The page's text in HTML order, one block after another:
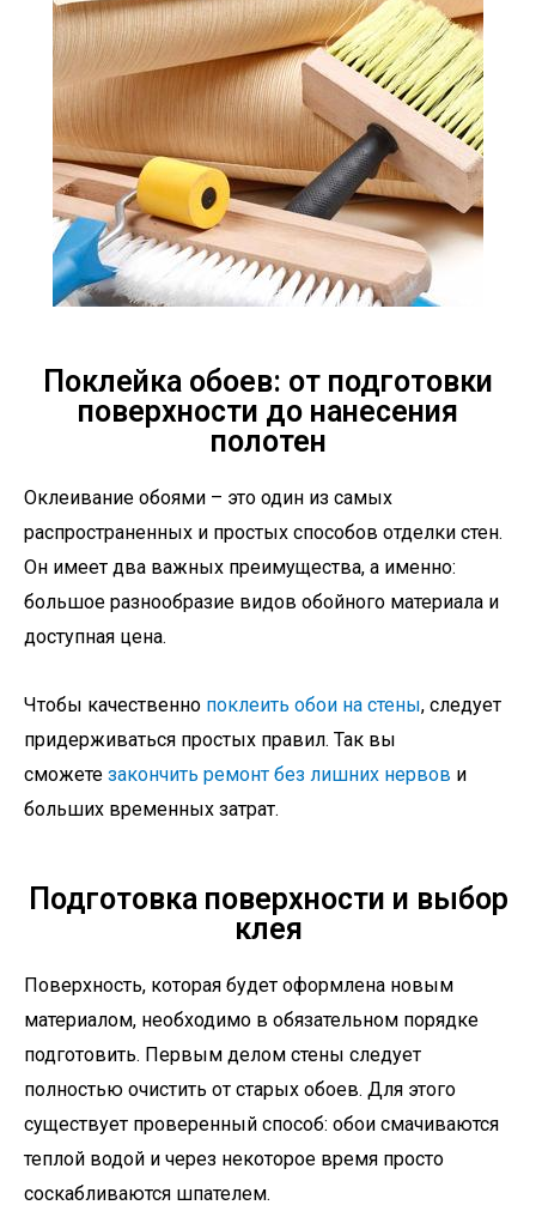
Поклейка обоев: от подготовки
поверхности до нанесения
полотен
Оклеивание обоями – это один из самых
распространенных и простых способов отделки стен.
Он имеет два важных преимущества, а именно:
большое разнообразие видов обойного материала и
доступная цена.
Чтобы качественно поклеить обои на стены, следует
придерживаться простых правил. Так вы
сможете закончить ремонт без лишних нервов и
больших временных затрат.
Подготовка поверхности и выбор
клея
Поверхность, которая будет оформлена новым
материалом, необходимо в обязательном порядке
подготовить. Первым делом стены следует
полностью очистить от старых обоев. Для этого
существует проверенный способ: обои смачиваются
теплой водой и через некоторое время просто
соскабливаются шпателем.